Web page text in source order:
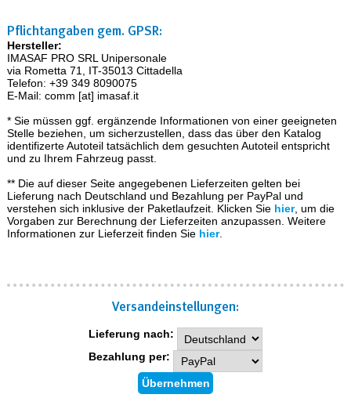
Pflichtangaben gem. GPSR:
Hersteller:
IMASAF PRO SRL Unipersonale
via Rometta 71, IT-35013 Cittadella
Telefon: +39 349 8090075
E-Mail: comm [at] imasaf.it
* Sie müssen ggf. ergänzende Informationen von einer geeigneten
Stelle beziehen, um sicherzustellen, dass das über den Katalog
identifizerte Autoteil tatsächlich dem gesuchten Autoteil entspricht
und zu Ihrem Fahrzeug passt.
** Die auf dieser Seite angegebenen Lieferzeiten gelten bei
Lieferung nach Deutschland und Bezahlung per PayPal und
verstehen sich inklusive der Paketlaufzeit. Klicken Sie hier, um die
Vorgaben zur Berechnung der Lieferzeiten anzupassen. Weitere
Informationen zur Lieferzeit finden Sie hier.
Versand­einstellungen:
Lieferung nach:
Bezahlung per: